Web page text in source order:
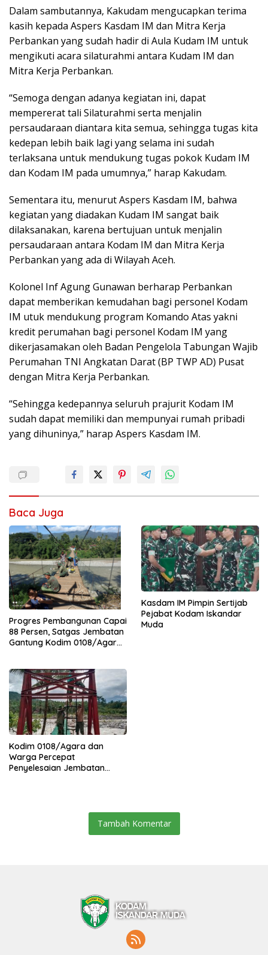
Dalam sambutannya, Kakudam mengucapkan terima
kasih kepada Aspers Kasdam IM dan Mitra Kerja
Perbankan yang sudah hadir di Aula Kudam IM untuk
mengikuti acara silaturahmi antara Kudam IM dan
Mitra Kerja Perbankan.
“Semoga dengan adanya kegiatan ini, dapat
mempererat tali Silaturahmi serta menjalin
persaudaraan diantara kita semua, sehingga tugas kita
kedepan lebih baik lagi yang selama ini sudah
terlaksana untuk mendukung tugas pokok Kudam IM
dan Kodam IM pada umumnya,” harap Kakudam.
Sementara itu, menurut Aspers Kasdam IM, bahwa
kegiatan yang diadakan Kudam IM sangat baik
dilaksanakan, karena bertujuan untuk menjalin
persaudaraan antara Kodam IM dan Mitra Kerja
Perbankan yang ada di Wilayah Aceh.
Kolonel Inf Agung Gunawan berharap Perbankan
dapat memberikan kemudahan bagi personel Kodam
IM utuk mendukung program Komando Atas yakni
kredit perumahan bagi personel Kodam IM yang
dikerjasamakan oleh Badan Pengelola Tabungan Wajib
Perumahan TNI Angkatan Darat (BP TWP AD) Pusat
dengan Mitra Kerja Perbankan.
“Sehingga kedepannya seluruh prajurit Kodam IM
sudah dapat memiliki dan mempunyai rumah pribadi
yang dihuninya,” harap Aspers Kasdam IM.
Baca Juga
Progres Pembangunan Capai
88 Persen, Satgas Jembatan
Gantung Kodim 0108/Agara
Kasdam IM Pimpin Sertijab
Pejabat Kodam Iskandar
Muda
Kodim 0108/Agara dan
Warga Percepat
Penyelesaian Jembatan
Tambah Komentar